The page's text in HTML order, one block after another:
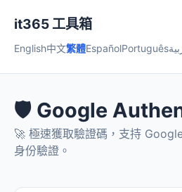
it365 工具箱
English中文繁體EspañolPortuguês
🛡️ Google
🚀 極速獲取驗證碼，支持
身份驗證。